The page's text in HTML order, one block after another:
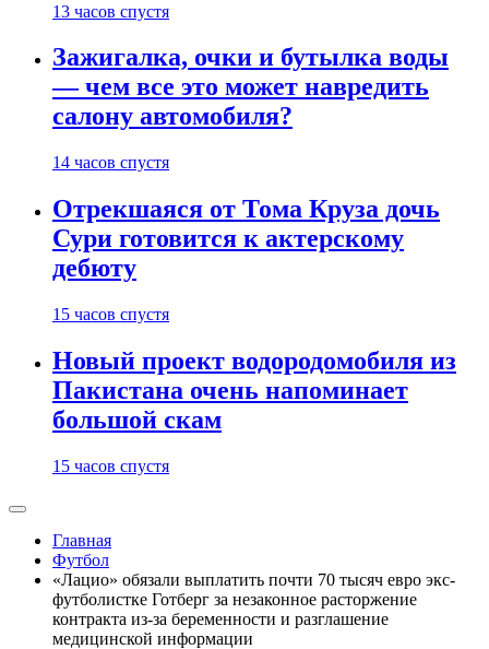
13 часов спустя
Зажигалка, очки и бутылка воды
— чем все это может навредить
салону автомобиля?
14 часов спустя
Отрекшаяся от Тома Круза дочь
Сури готовится к актерскому
дебюту
15 часов спустя
Новый проект водородомобиля из
Пакистана очень напоминает
большой скам
15 часов спустя
Главная
Футбол
«Лацио» обязали выплатить почти 70 тысяч евро экс-
футболистке Готберг за незаконное расторжение
контракта из-за беременности и разглашение
медицинской информации